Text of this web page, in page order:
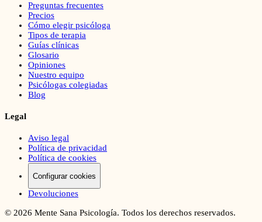
Preguntas frecuentes
Precios
Cómo elegir psicóloga
Tipos de terapia
Guías clínicas
Glosario
Opiniones
Nuestro equipo
Psicólogas colegiadas
Blog
Legal
Aviso legal
Política de privacidad
Política de cookies
Configurar cookies
Devoluciones
© 2026 Mente Sana Psicología. Todos los derechos reservados.